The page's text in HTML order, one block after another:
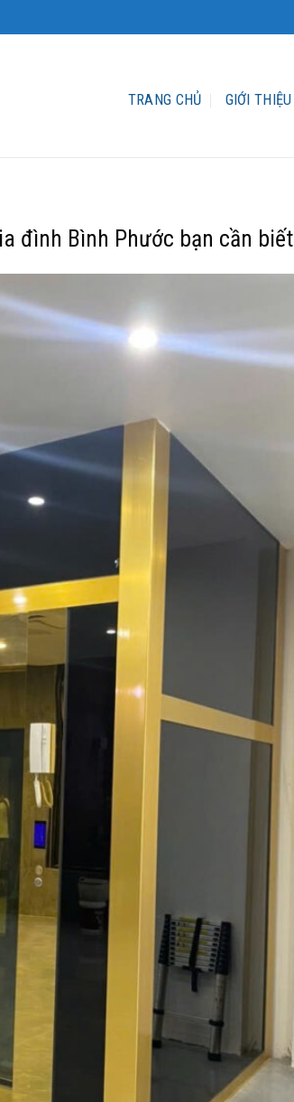
TRANG CHỦ GIỚI THIỆU
đình Bình Phước bạn cần biết